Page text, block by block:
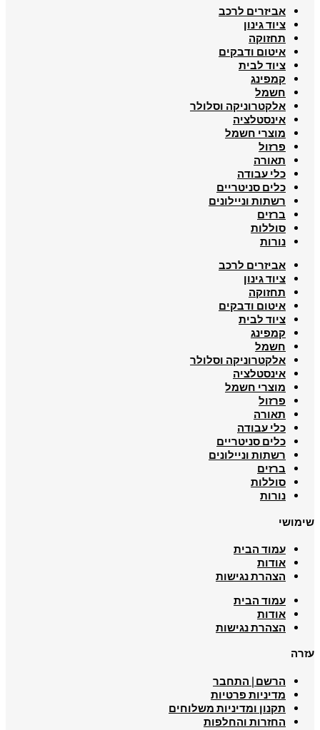
אביזרים לרכב
ציוד גינון
תחזוקה
איטום ודבקים
ציוד לבית
קמפינג
חשמל
אלקטרוניקה וסלולר
אינסטלציה
מוצרי חשמל
פרזול
תאורה
כלי עבודה
כלים סניטריים
רשתות וניילונים
ברזים
סוללות
נורות
אביזרים לרכב
ציוד גינון
תחזוקה
איטום ודבקים
ציוד לבית
קמפינג
חשמל
אלקטרוניקה וסלולר
אינסטלציה
מוצרי חשמל
פרזול
תאורה
כלי עבודה
כלים סניטריים
רשתות וניילונים
ברזים
סוללות
נורות
שימושי
עמוד הבית
אודות
הצהרת נגישות
עמוד הבית
אודות
הצהרת נגישות
עזרה
הרשם | התחבר
מדיניות פרטיות
תקנון ומדיניות משלוחים
החזרות והחלפות